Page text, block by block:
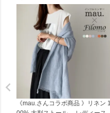
《mau.さんコラボ商品 》リネン 1